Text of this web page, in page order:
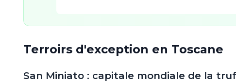
Terroirs d'exception en Toscane
San Miniato : capitale mondiale de la